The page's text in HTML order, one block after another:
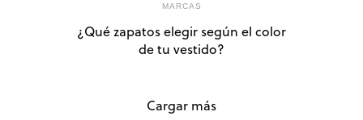
MARCAS
¿Qué zapatos elegir según el color
de tu vestido?
Cargar más